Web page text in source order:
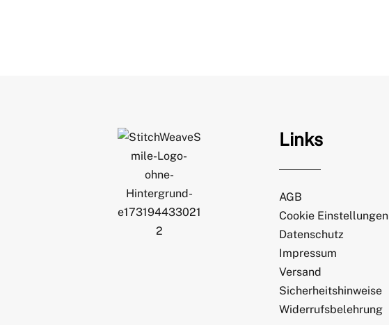
Links
AGB
Cookie Einstellungen
Datenschutz
Impressum
Versand
Sicherheitshinweise
Widerrufsbelehrung